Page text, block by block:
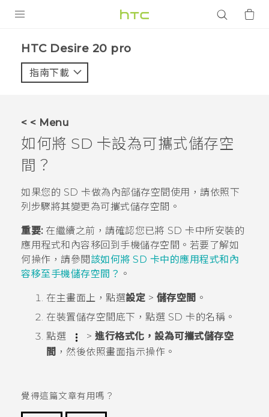
VIVE
VIVERSE
應用程式
支援服務
登入
‎HTC Desire 20 pro‎
指南下載
< < Menu
如何將 SD 卡設為可攜式儲存空
間？
如果您的 SD 卡做為內部儲存空間使用，請依照下
列步驟將其變更為可攜式儲存空間。
重要:在繼續之前，請確認您已將 SD 卡中所安裝的
應用程式和內容移回到手機儲存空間。若要了解如
何操作，請參閱 該如何將 SD 卡中的應用程式和內
容移至手機儲存空間？ 。
在主畫面上，點選設定 > 儲存空間 。
在裝置儲存空間 底下，點選 SD 卡的名稱。
點選
> 進行格式化，設為可攜式儲存空
間 ，然後依照畫面指示操作。
覺得這篇文章有用嗎？